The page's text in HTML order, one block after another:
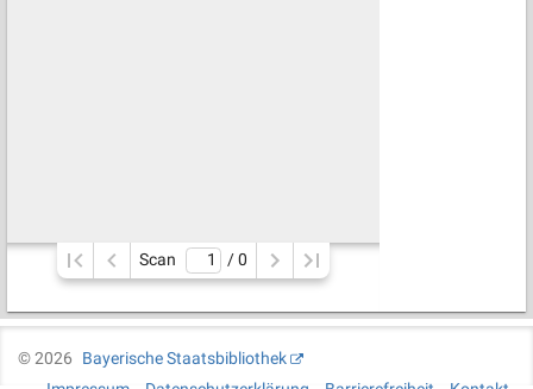
Scan / 0
©2026
Bayerische Staatsbibliothek